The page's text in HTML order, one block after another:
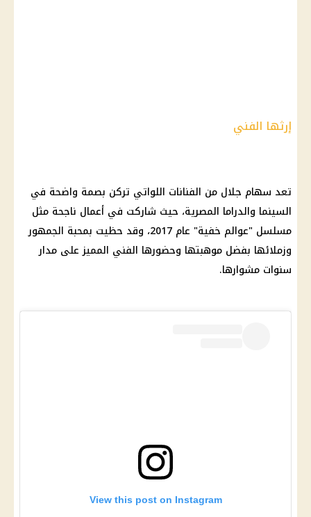
إرثها الفني
تعد سهام جلال من الفنانات اللواتي تركن بصمة واضحة في
السينما والدراما المصرية، حيث شاركت في أعمال ناجحة مثل
مسلسل "عوالم خفية" عام 2017، وقد حظيت بمحبة الجمهور
وزملائها بفضل موهبتها وحضورها الفني المميز على مدار
سنوات مشوارها.
View this post on Instagram